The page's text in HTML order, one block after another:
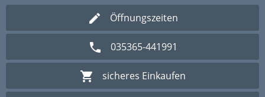
Öffnungszeiten
035365-441991
sicheres Einkaufen